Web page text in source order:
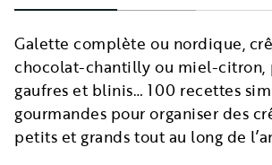
Galette complète ou nordique,
chocolat-chantilly ou miel-citron,
gaufres et blinis… 100 recettes
gourmandes pour organiser des
petits et grands tout au long de